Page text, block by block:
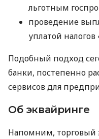
льготным
проведение
уплатой налогов
Подобный подход
банки, постепенно
сервисов для
Об эквайринге
Напомним, торговый